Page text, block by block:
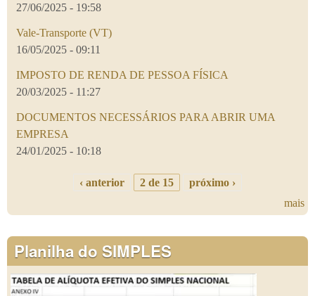
27/06/2025 - 19:58
Vale-Transporte (VT)
16/05/2025 - 09:11
IMPOSTO DE RENDA DE PESSOA FÍSICA
20/03/2025 - 11:27
DOCUMENTOS NECESSÁRIOS PARA ABRIR UMA
EMPRESA
24/01/2025 - 10:18
‹ anterior 2 de 15
próximo ›
mais
Planilha do SIMPLES